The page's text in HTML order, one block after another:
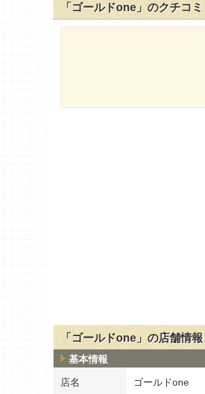
「ゴールドone」のクチコミ
「ゴールドone」の店舗情報
基本情報
店名 ゴールドone